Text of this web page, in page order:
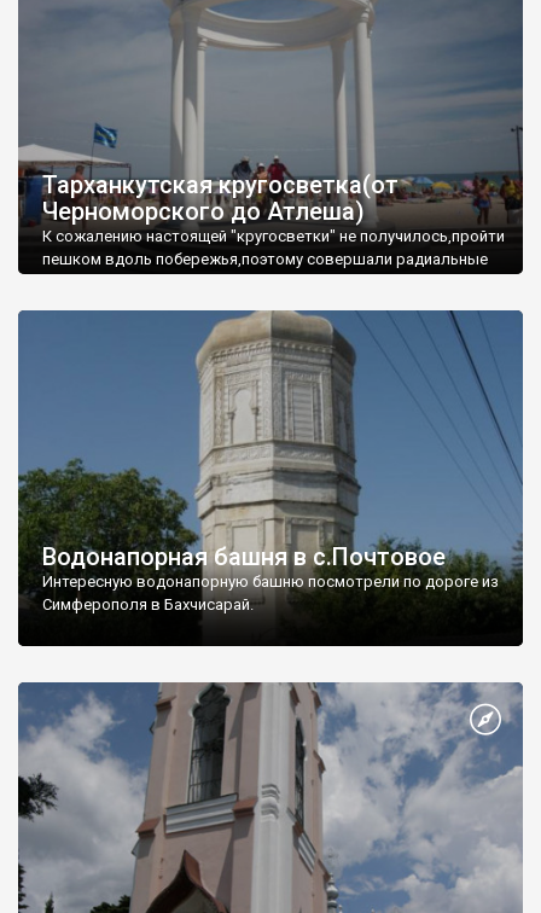
Тарханкутская кругосветка(от
Черноморского до Атлеша)
К сожалению настоящей "кругосветки" не получилось,пройти
пешком вдоль побережья,поэтому совершали радиальные
Водонапорная башня в с.Почтовое
Интересную водонапорную башню посмотрели по дороге из
Симферополя в Бахчисарай.